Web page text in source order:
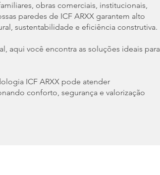
obras comerciais, institucionais,
paredes de ICF ARXX garantem alto
sustentabilidade e eficiência construtiva.
aqui você encontra as soluções ideais para
ICF ARXX pode atender
conforto, segurança e valorização